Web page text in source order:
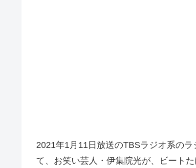
2021年1月11日放送のTBSラジオ系の
て、お笑い芸人・伊集院光が、ビート